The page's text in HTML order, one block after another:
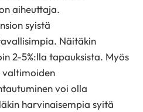
aiheuttaja.
syistä
Näitäkin
2-5%:lla tapauksista. Myös
valtimoiden
voi olla
harvinaisempia syitä